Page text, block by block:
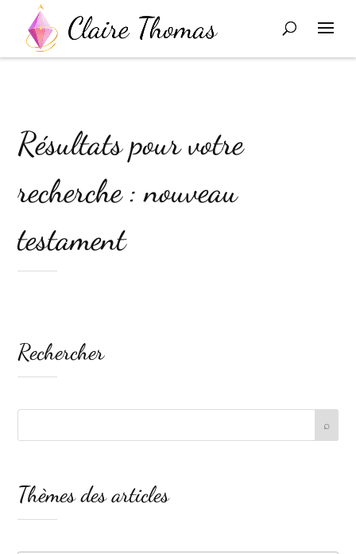
Résultats pour votre
recherche : nouveau
testament
Rechercher
Thèmes des articles